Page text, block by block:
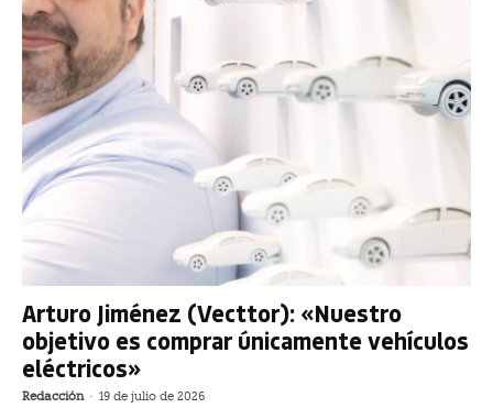
Arturo Jiménez (Vecttor): «Nuestro
objetivo es comprar únicamente vehículos
eléctricos»
Redacción - 19 de julio de 2026